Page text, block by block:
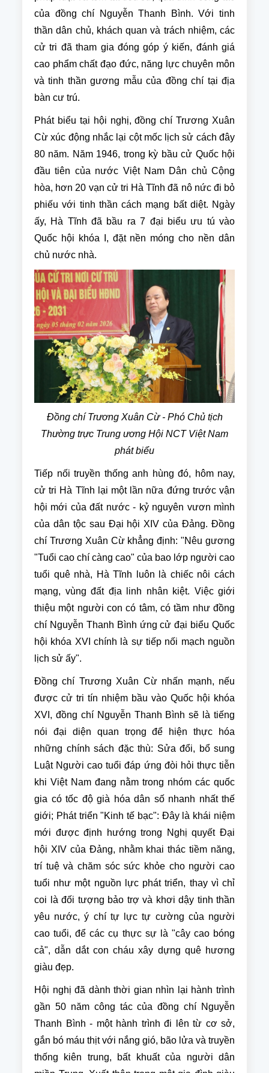
của đồng chí Nguyễn Thanh Bình. Với tinh
thần dân chủ, khách quan và trách nhiệm, các
cử tri đã tham gia đóng góp ý kiến, đánh giá
cao phẩm chất đạo đức, năng lực chuyên môn
và tinh thần gương mẫu của đồng chí tại địa
bàn cư trú.
Phát biểu tại hội nghị, đồng chí Trương Xuân
Cừ xúc động nhắc lại cột mốc lịch sử cách đây
80 năm. Năm 1946, trong kỳ bầu cử Quốc hội
đầu tiên của nước Việt Nam Dân chủ Cộng
hòa, hơn 20 vạn cử tri Hà Tĩnh đã nô nức đi bỏ
phiếu với tinh thần cách mạng bất diệt. Ngày
ấy, Hà Tĩnh đã bầu ra 7 đại biểu ưu tú vào
Quốc hội khóa I, đặt nền móng cho nền dân
chủ nước nhà.
Đồng chí Trương Xuân Cừ - Phó Chủ tịch
Thường trực Trung ương Hội NCT Việt Nam
phát biểu
Tiếp nối truyền thống anh hùng đó, hôm nay,
cử tri Hà Tĩnh lại một lần nữa đứng trước vận
hội mới của đất nước - kỷ nguyên vươn mình
của dân tộc sau Đại hội XIV của Đảng. Đồng
chí Trương Xuân Cừ khẳng định: "Nêu gương
"Tuổi cao chí càng cao" của bao lớp người cao
tuổi quê nhà, Hà Tĩnh luôn là chiếc nôi cách
mạng, vùng đất địa linh nhân kiệt. Việc giới
thiệu một người con có tâm, có tầm như đồng
chí Nguyễn Thanh Bình ứng cử đại biểu Quốc
hội khóa XVI chính là sự tiếp nối mạch nguồn
lịch sử ấy".
Đồng chí Trương Xuân Cừ nhấn mạnh, nếu
được cử tri tín nhiệm bầu vào Quốc hội khóa
XVI, đồng chí Nguyễn Thanh Bình sẽ là tiếng
nói đại diện quan trọng để hiện thực hóa
những chính sách đặc thù: Sửa đổi, bổ sung
Luật Người cao tuổi đáp ứng đòi hỏi thực tiễn
khi Việt Nam đang nằm trong nhóm các quốc
gia có tốc độ già hóa dân số nhanh nhất thế
giới; Phát triển "Kinh tế bạc": Đây là khái niệm
mới được định hướng trong Nghị quyết Đại
hội XIV của Đảng, nhằm khai thác tiềm năng,
trí tuệ và chăm sóc sức khỏe cho người cao
tuổi như một nguồn lực phát triển, thay vì chỉ
coi là đối tượng bảo trợ và khơi dậy tinh thần
yêu nước, ý chí tự lực tự cường của người
cao tuổi, để các cụ thực sự là "cây cao bóng
cả", dẫn dắt con cháu xây dựng quê hương
giàu đẹp.
Hội nghị đã dành thời gian nhìn lại hành trình
gần 50 năm công tác của đồng chí Nguyễn
Thanh Bình - một hành trình đi lên từ cơ sở,
gắn bó máu thịt với nắng gió, bão lửa và truyền
thống kiên trung, bất khuất của người dân